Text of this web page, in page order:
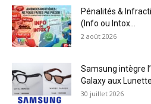
Pénalités &
(Info ou Intox...
2 août 2026
Samsung intègre
Galaxy aux
30 juillet 2026